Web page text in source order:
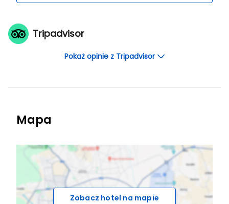
Tripadvisor
Pokaż opinie z Tripadvisor
Mapa
Zobacz hotel na mapie